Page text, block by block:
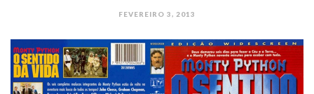
FEVEREIRO 3, 2013